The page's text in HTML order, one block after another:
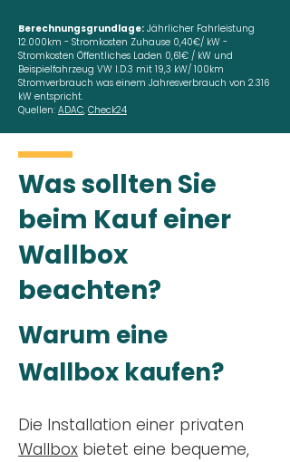
Berechnungsgrundlage: Jährlicher Fahrleistung
12.000km - Stromkosten Zuhause 0,40€/ kW -
Stromkosten Öffentliches Laden 0,61€ / kW und
Beispielfahrzeug VW I.D.3 mit 19,3 kW/ 100km
Stromverbrauch was einem Jahresverbrauch von 2.316
kW entspricht.
Quellen: ADAC, Check24
Was sollten Sie
beim Kauf einer
Wallbox
beachten?
Warum eine
Wallbox kaufen?
Die Installation einer privaten
Wallbox bietet eine bequeme,